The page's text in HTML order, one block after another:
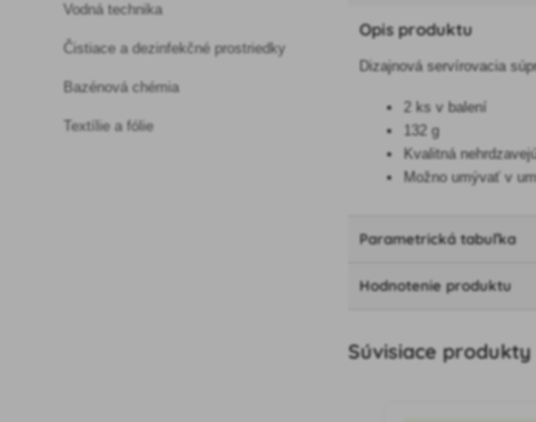
Vodná technika
Čistiace a dezinfekčné prostriedky
Bazénová chémia
Textílie a fólie
Opis produktu
Dizajnová servírovacia
2 ks v balení
132 g
Kvalitná
Možno umývať v
Parametrická tabuľka
Hodnotenie produktu
Súvisiace produkty